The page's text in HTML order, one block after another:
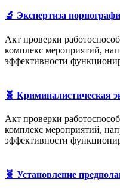
🔬 Экспертиза
Акт проверки
комплекс мероприятий,
эффективности
🧬 Криминалистическая
Акт проверки
комплекс мероприятий,
эффективности
🧬 Установление